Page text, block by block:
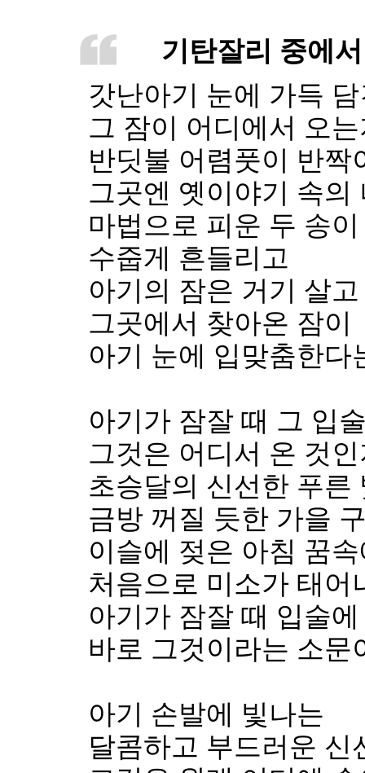
기탄잘리 중에서
갓난아기 눈에 가득
그 잠이 어디에서 오
반딧불 어렴풋이 반짝
그곳엔 옛이야기 속의
마법으로 피운 두 송
수줍게 흔들리고
아기의 잠은 거기 살
그곳에서 찾아온 잠이
아기 눈에 입맞춤한다
아기가 잠잘 때 그 입
그것은 어디서 온 것
초승달의 신선한 푸른
금방 꺼질 듯한 가을
이슬에 젖은 아침 꿈
처음으로 미소가 태어
아기가 잠잘 때 입술
바로 그것이라는 소문
아기 손발에 빛나는
달콤하고 부드러운 신